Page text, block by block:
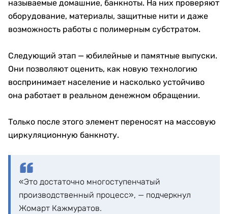
называемые домашние, банкноты. На них проверяют
оборудование, материалы, защитные нити и даже
возможность работы с полимерным субстратом.
Следующий этап — юбилейные и памятные выпуски.
Они позволяют оценить, как новую технологию
воспринимает население и насколько устойчиво
она работает в реальном денежном обращении.
Только после этого элемент переносят на массовую
циркуляционную банкноту.
«Это достаточно многоступенчатый
производственный процесс», — подчеркнул
Жомарт Кажмуратов.